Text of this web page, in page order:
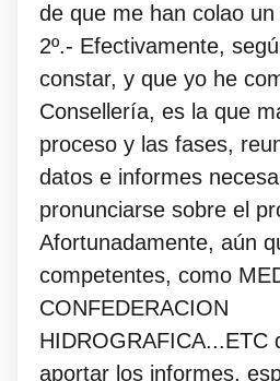
de que me han colao un
2º.- Efectivamente,
constar, y que yo he
Consellería, es la que
proceso y las fases,
datos e informes
pronunciarse sobre el
Afortunadamente, aún
competentes, como
CONFEDERACION
HIDROGRAFICA...ETC
aportar los informes,